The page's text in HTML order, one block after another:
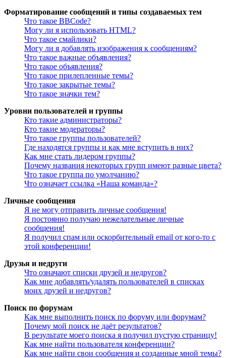
Форматирование сообщений и типы создаваемых тем
Что такое BBCode?
Могу ли я использовать HTML?
Что такое смайлики?
Могу ли я добавлять изображения к сообщениям?
Что такое важные объявления?
Что такое объявления?
Что такое прилепленные темы?
Что такое закрытые темы?
Что такое значки тем?
Уровни пользователей и группы
Кто такие администраторы?
Кто такие модераторы?
Что такое группы пользователей?
Где находятся группы и как мне вступить в них?
Как мне стать лидером группы?
Почему названия некоторых групп имеют разные цвета?
Что такое группа по умолчанию?
Что означает ссылка «Наша команда»?
Личные сообщения
Я не могу отправить личные сообщения!
Я постоянно получаю нежелательные личные
сообщения!
Я получил спам или оскорбительный email от кого-то с
этой конференции!
Друзья и недруги
Что означают списки друзей и недругов?
Как мне добавлять/удалять пользователей в списках
моих друзей и недругов?
Поиск по форумам
Как мне выполнить поиск по форуму или форумам?
Почему мой поиск не даёт результатов?
В результате моего поиска я получил пустую страницу!
Как мне найти пользователя конференции?
Как мне найти свои сообщения и созданные мной темы?